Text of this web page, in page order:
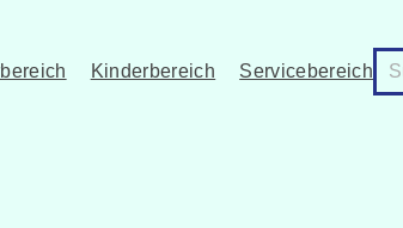
Kinderbereich Servicebereich